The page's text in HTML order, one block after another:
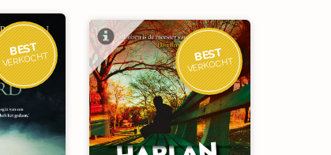
BEST
VERKOCHT BEST
VERKOCHT